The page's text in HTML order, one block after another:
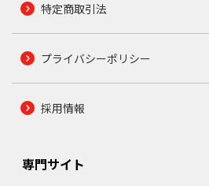
特定商取引法
プライバシーポリシー
採用情報
専門サイト